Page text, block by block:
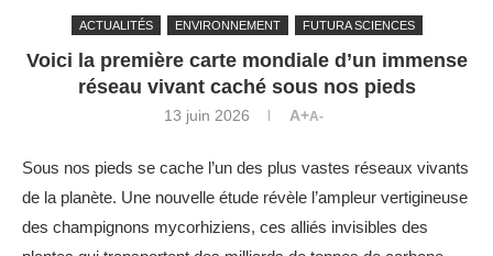
ACTUALITÉS ENVIRONNEMENT FUTURA SCIENCES
Voici la première carte mondiale d’un immense
réseau vivant caché sous nos pieds
13 juin 2026 A+A-
Sous nos pieds se cache l’un des plus vastes réseaux vivants
de la planète. Une nouvelle étude révèle l’ampleur vertigineuse
des champignons mycorhiziens, ces alliés invisibles des